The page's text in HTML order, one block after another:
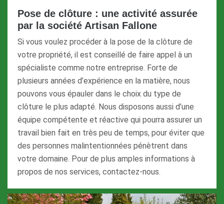
Pose de clôture : une activité assurée
par la société Artisan Fallone
Si vous voulez procéder à la pose de la clôture de
votre propriété, il est conseillé de faire appel à un
spécialiste comme notre entreprise. Forte de
plusieurs années d’expérience en la matière, nous
pouvons vous épauler dans le choix du type de
clôture le plus adapté. Nous disposons aussi d’une
équipe compétente et réactive qui pourra assurer un
travail bien fait en très peu de temps, pour éviter que
des personnes malintentionnées pénètrent dans
votre domaine. Pour de plus amples informations à
propos de nos services, contactez-nous.